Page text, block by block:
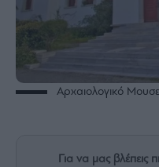
Επι-
θετικά
Rumors
Today
Συνεντεύξεις
Αρχαιολογικό
Για να μας